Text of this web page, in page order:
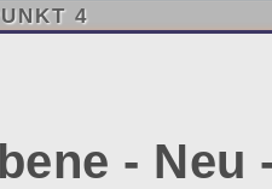
4
-